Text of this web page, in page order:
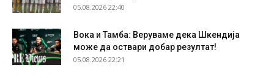
05.08.2026 22:40
Вока и Тамба: Веруваме дека Шкендија
може да оствари добар резултат!
05.08.2026 22:21